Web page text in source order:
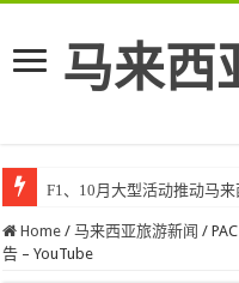
马来西
F1、10月大型活动推动马
Home / 马来西亚旅游新闻 /
告 – YouTube